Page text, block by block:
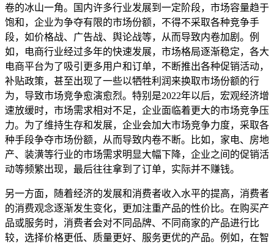
卷的冰山一角。国内许多行业发展到一定阶段，市场容量趋于
饱和，企业为争夺有限的市场份额，不得不采取各种竞争手
段，如价格战、广告战、舆论战等，从而导致内卷加剧。例
如，电商行业经过多年的快速发展，市场格局逐渐稳定，各大
电商平台为了吸引更多用户和订单，不断推出各种促销活动，
补贴政策，甚至出现了一些以牺牲利润来换取市场份额的行
为，导致市场竞争愈演愈烈。特别是2022年以后，宏观经济增
速放缓时，市场需求相对不足，企业面临着更大的市场竞争压
力。为了维持生存和发展，企业会加大市场竞争力度，采取各
种手段争夺市场份额，从而导致内卷不断。比如，家电、房地
产、装潢等行业的市场需求明显大幅下降，企业之间的促销活
动等频繁出现，最后往往拿到了订单，实际并不赚钱。
另一方面，随着经济的发展和消费者收入水平的提高，消费者
的消费观念逐渐发生变化，更加注重产品的性价比。在购买产
品或服务时，消费者会对不同品牌、不同商家的产品进行比
较，选择价格更低、质量更好、服务更优的产品。例如，在智